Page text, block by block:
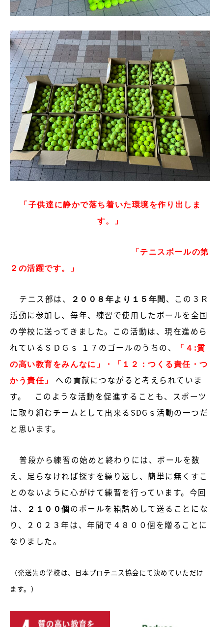
「子供達に静かで落ち着いた環境を作り出しま
す。」
「テニスボールの第
２の活躍です。」
テニス部は、 ２００８年より１５年間、この３Ｒ
活動に参加し、毎年、練習で使用したボールを全国
の学校に送ってきました。この活動は、現在進めら
れているＳＤＧｓ １７のゴールのうちの、
「４:質
の高い教育をみんなに」・「１２：つくる責任・つ
かう責任」
への貢献につなが ると考えられていま
す。 このような活動を促進することも、スポーツ
に取り組むチームとして出来るSDGｓ活動の一つだ
と思います。
普段から練習の始めと終わりには、ボールを数
え、足らなければ探すを繰り返し、簡単に無くすこ
とのないように心がけて練習を行っています。今回
は、
２１００個のボールを箱詰めして送ることにな
り、２０２３年は、年間で４８００個を贈ることに
なりました。
（発送先の学校は、日本プロテニス協会にて決めていただけ
ます。）